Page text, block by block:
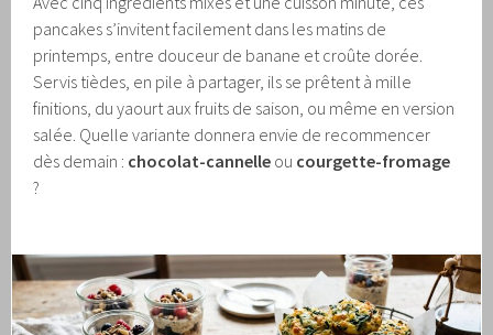
pancakes s’invitent facilement dans les matins de
printemps, entre douceur de banane et croûte dorée.
Servis tièdes, en pile à partager, ils se prêtent à mille
finitions, du yaourt aux fruits de saison, ou même en version
salée. Quelle variante donnera envie de recommencer
dès demain : chocolat-cannelle ou courgette-fromage
?